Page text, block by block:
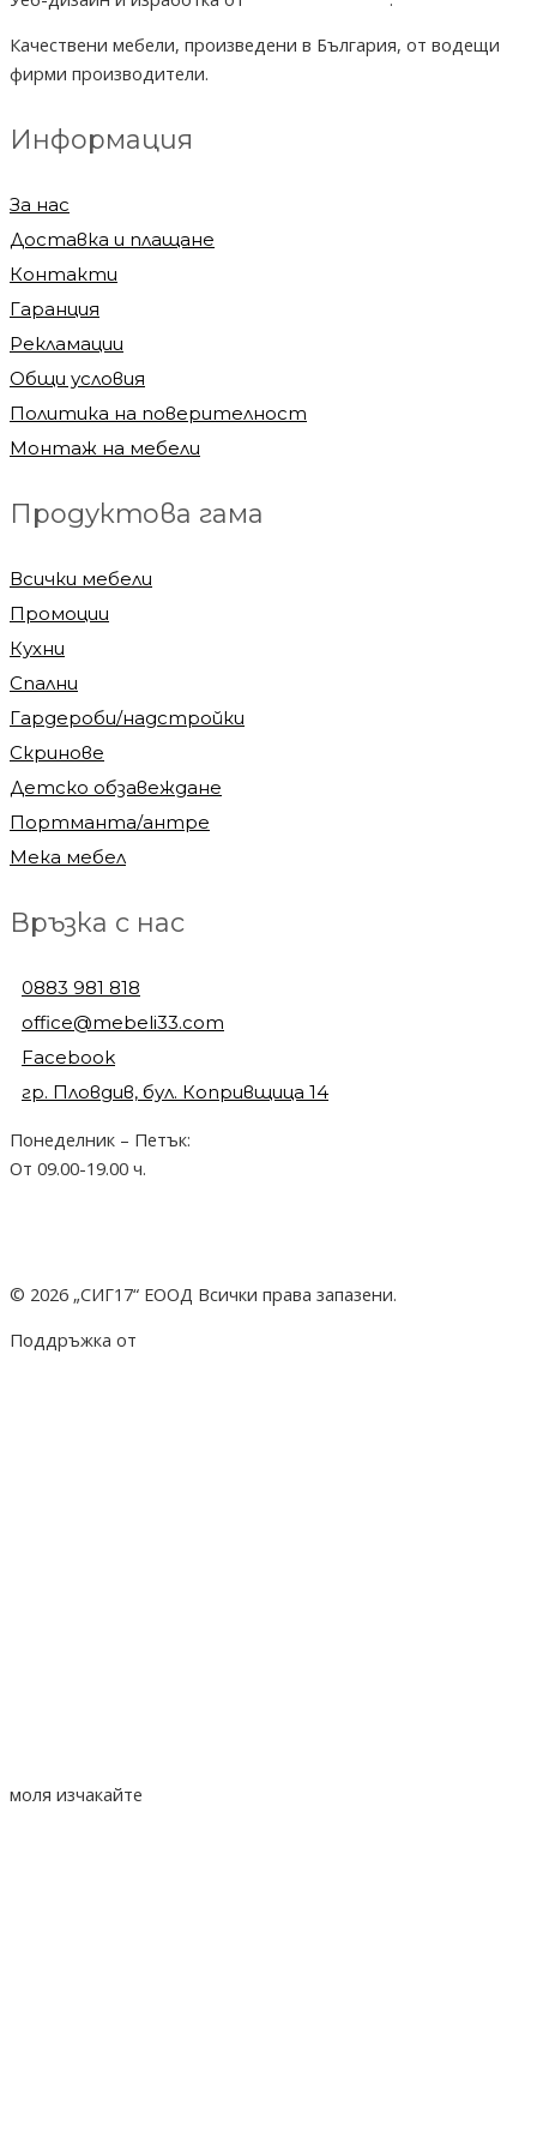
Качествени мебели, произведени в България, от водещи
фирми производители.
Информация
За нас
Доставка и плащане
Контакти
Гаранция
Рекламации
Общи условия
Политика на поверителност
Монтаж на мебели
Продуктова гама
Всички мебели
Промоции
Кухни
Спални
Гардероби/надстройки
Скринове
Детско обзавеждане
Портманта/антре
Мека мебел
Връзка с нас
0883 981 818
office@mebeli33.com
Facebook
гр. Пловдив, бул. Копривщица 14
Понеделник – Петък:
От 09.00-19.00 ч.
© 2026 „СИГ17“ ЕООД Всички права запазени.
Поддръжка от
моля изчакайте